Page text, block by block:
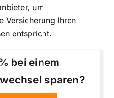
um
Versicherung Ihren
entspricht.
bei einem
sparen?